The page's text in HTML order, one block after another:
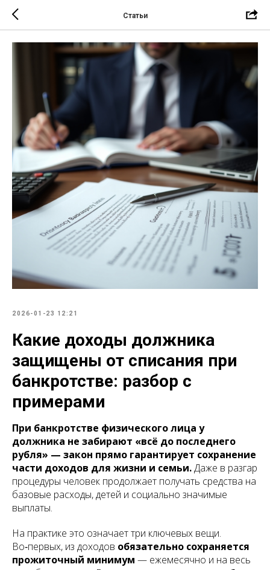
Статьи
2026-01-23 12:21
Какие доходы должника
защищены от списания при
банкротстве: разбор с
примерами
При банкротстве физического лица у
должника не забирают «всё до последнего
рубля» — закон прямо гарантирует сохранение
части доходов для жизни и семьи.Даже в разгар
процедуры человек продолжает получать средства на
базовые расходы, детей и социально значимые
выплаты.
На практике это означает три ключевых вещи.
Во‑первых, из доходов обязательно сохраняется
прожиточный минимум — ежемесячно и на весь